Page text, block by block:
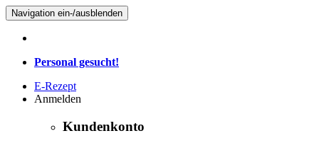
Navigation ein-/ausblenden
Personal gesucht!
E-Rezept
Anmelden
Kundenkonto